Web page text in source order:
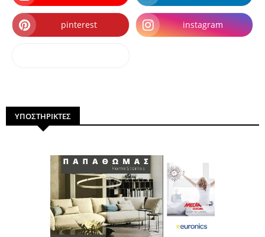
pinterest instagram
ΥΠΟΣΤΗΡΙΚΤΕΣ